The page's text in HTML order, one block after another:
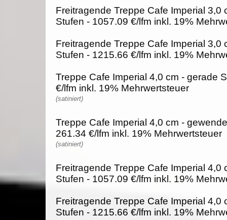
Freitragende Treppe Cafe Imperial 3,0
Stufen - 1057.09 €/lfm inkl. 19%
Freitragende Treppe Cafe Imperial 3,0
Stufen - 1215.66 €/lfm inkl. 19%
Treppe Cafe Imperial 4,0 cm - gerade
€/lfm inkl. 19% Mehrwertsteuer
(satiniert)
Treppe Cafe Imperial 4,0 cm -
261.34 €/lfm inkl. 19% Mehrwertsteuer
(satiniert)
Freitragende Treppe Cafe Imperial 4,0
Stufen - 1057.09 €/lfm inkl. 19%
Freitragende Treppe Cafe Imperial 4,0
Stufen - 1215.66 €/lfm inkl. 19%